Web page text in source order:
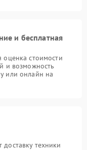
и бесплатная
оценка стоимости
и возможность
или онлайн на
техники